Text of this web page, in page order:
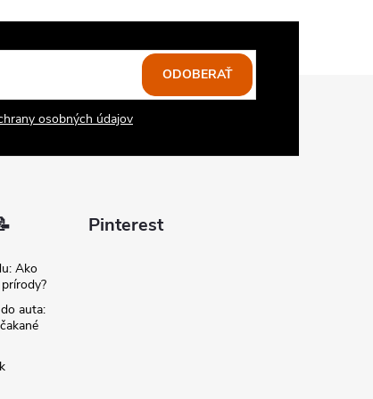
osobných údajov
ODOBERAŤ
Ako
auta:
Pinterest